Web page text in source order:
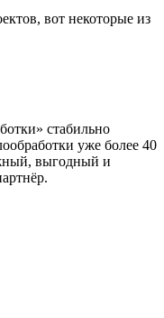
вот некоторые из
стабильно
уже более 40
выгодный и